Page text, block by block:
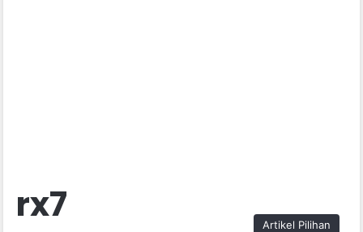
rx7 Artikel Pilihan